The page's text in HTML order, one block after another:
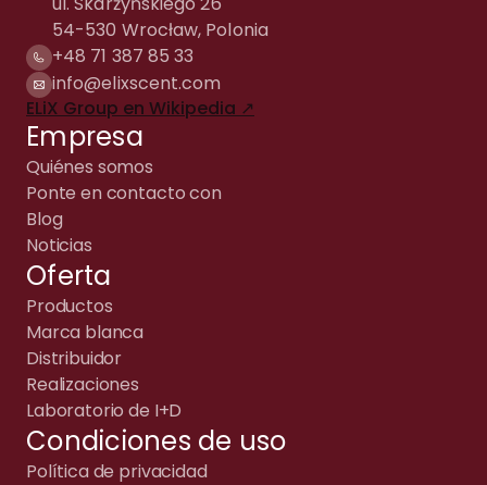
54-530 Wrocław, Polonia
+48 71 387 85 33
info@elixscent.com
ELiX Group en Wikipedia ↗
Empresa
Quiénes somos
Ponte en contacto con
Blog
Noticias
Oferta
Productos
Marca blanca
Distribuidor
Realizaciones
Laboratorio de I+D
Condiciones de uso
Política de privacidad